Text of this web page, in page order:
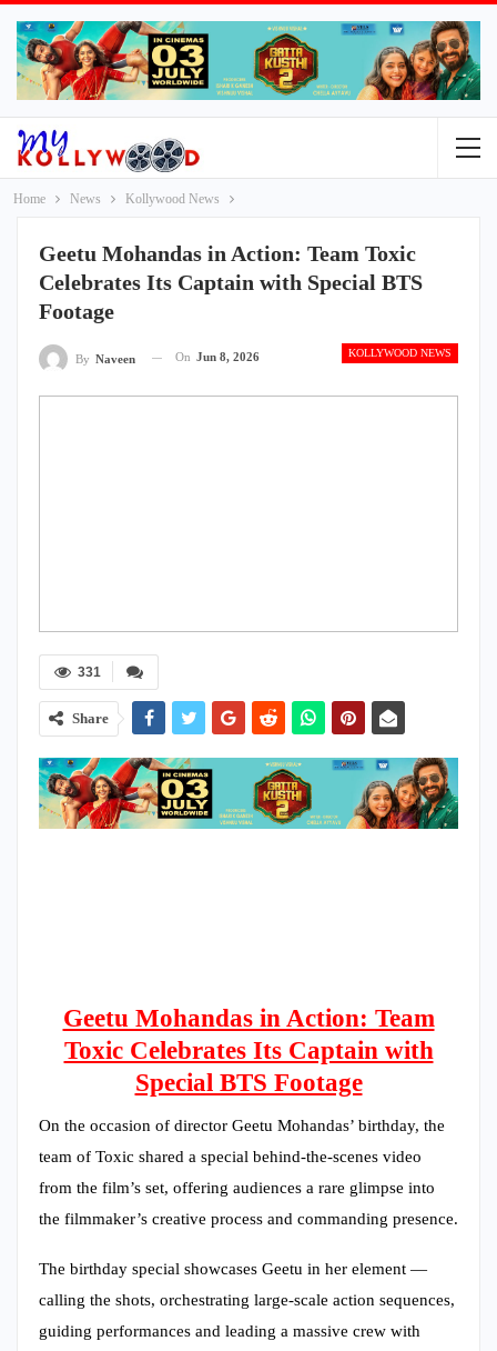
Home News Kollywood News
Geetu Mohandas in Action: Team Toxic
Celebrates Its Captain with Special BTS
Footage
KOLLYWOOD NEWS
By Naveen On Jun 8, 2026
331
Share
Geetu Mohandas in Action: Team
Toxic Celebrates Its Captain with
Special BTS Footage
On the occasion of director Geetu Mohandas’ birthday, the
team of Toxic shared a special behind-the-scenes video
from the film’s set, offering audiences a rare glimpse into
the filmmaker’s creative process and commanding presence.
The birthday special showcases Geetu in her element —
calling the shots, orchestrating large-scale action sequences,
guiding performances and leading a massive crew with